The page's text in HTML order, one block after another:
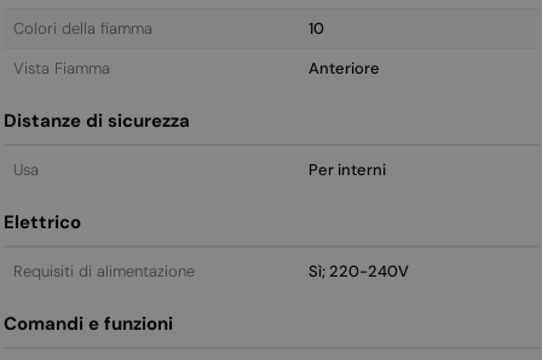
Colori della fiamma
10
Vista Fiamma
Anteriore
Distanze di sicurezza
Usa Per interni
Elettrico
Requisiti di alimentazione Sì; 220-240V
Comandi e funzioni